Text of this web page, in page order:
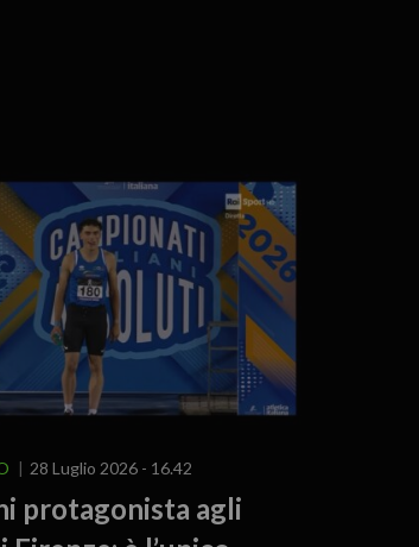
28 Luglio 2026 - 16.42
protagonista agli